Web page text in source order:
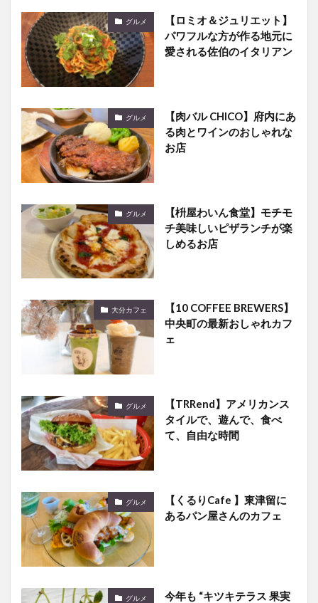
グルメ
【ロミオ＆ジュリエット】
パワフルな方が作る地元に
愛される佐伯のイタリアン
グルメ
【肉バル CHICO】府内にあ
る肉とワインのおしゃれな
お店
グルメ
【枡屋わいん食堂】モチモ
チ美味しいピザランチが楽
しめるお店
大分カフェ
【10 COFFEE BREWERS】
中央町の最新おしゃれカフ
ェ
グルメ
【TRRend】アメリカンス
タイルで、遊んで、食べ
て、自由な時間
グルメ
【くるりCafe 】東津留に
あるパン屋さんのカフェ
グルメ
今年も “キツキテラス 果実